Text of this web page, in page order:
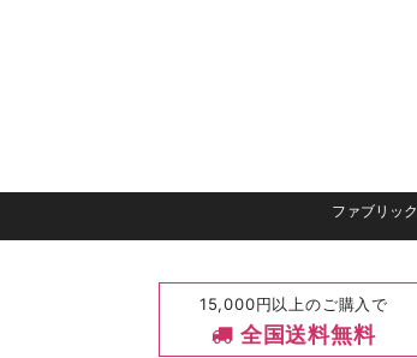
ファブリック
15,000円以上のご購入で
全国送料無料